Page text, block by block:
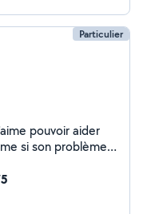
Particulier
pouvoir aider
si son problème